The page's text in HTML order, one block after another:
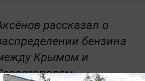
рассказал о
бензина
Крымом и